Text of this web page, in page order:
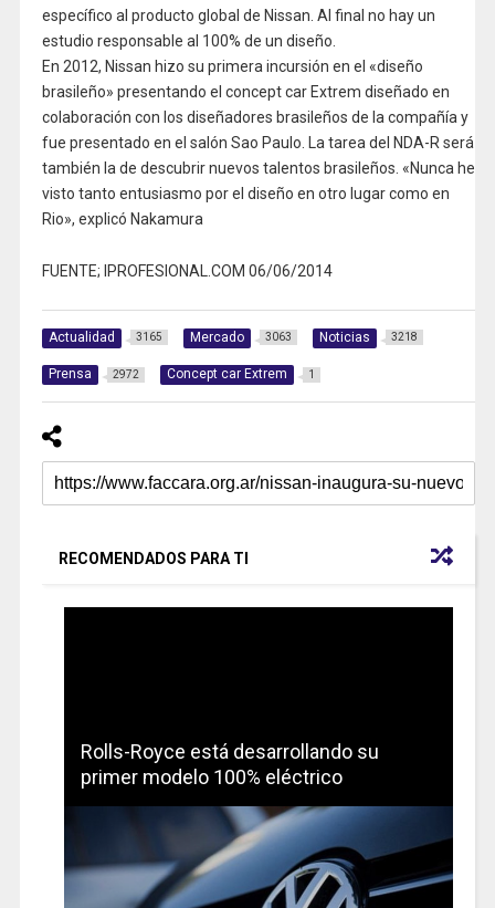
específico al producto global de Nissan. Al final no hay un
estudio responsable al 100% de un diseño.
En 2012, Nissan hizo su primera incursión en el «diseño
brasileño» presentando el concept car Extrem diseñado en
colaboración con los diseñadores brasileños de la compañía y
fue presentado en el salón Sao Paulo. La tarea del NDA-R será
también la de descubrir nuevos talentos brasileños. «Nunca he
visto tanto entusiasmo por el diseño en otro lugar como en
Rio», explicó Nakamura
FUENTE; IPROFESIONAL.COM 06/06/2014
Actualidad 3165 Mercado 3063 Noticias 3218
Prensa 2972 Concept car Extrem 1
RECOMENDADOS PARA TI
Rolls-Royce está desarrollando su
primer modelo 100% eléctrico